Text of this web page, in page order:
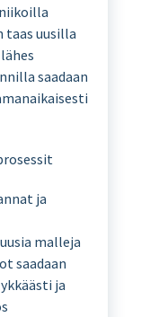
taas uusilla
saadaan
ja
malleja
saadaan
ja